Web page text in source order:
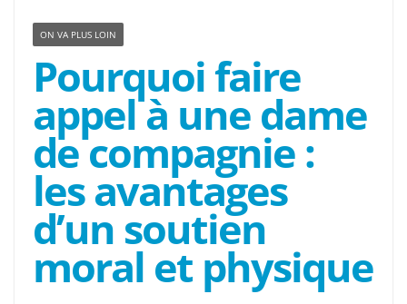
ON VA PLUS LOIN
Pourquoi faire
appel à une dame
de compagnie :
les avantages
d’un soutien
moral et physique